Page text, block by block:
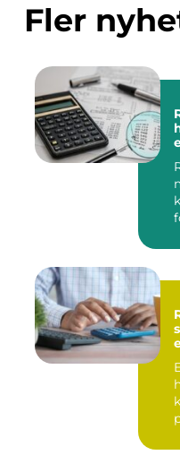
Fler